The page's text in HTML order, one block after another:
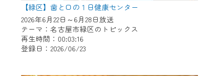
【緑区】歯と口の１日健康センター
2026年6月22日～6月28日放送
テーマ：名古屋市緑区のトピックス
再生時間：00:03:16
登録日：2026/06/23
＜メンテナンス情報＞
CCNetWebTVのリニューアルにともないメ
ンテナンス作業を予定しています。